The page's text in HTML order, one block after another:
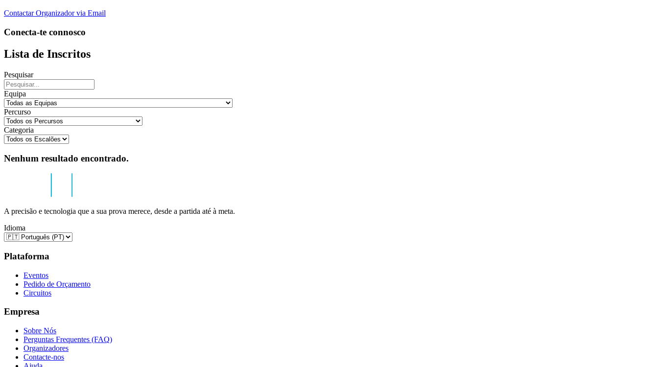
Contactar Organizador via Email
Conecta-te connosco
Lista de Inscritos
Pesquisar
Equipa
Percurso
Categoria
Nenhum resultado encontrado.
A precisão e tecnologia que a sua prova merece, desde a partida até à meta.
Idioma
Plataforma
Eventos
Pedido de Orçamento
Circuitos
Empresa
Sobre Nós
Perguntas Frequentes (FAQ)
Organizadores
Contacte-nos